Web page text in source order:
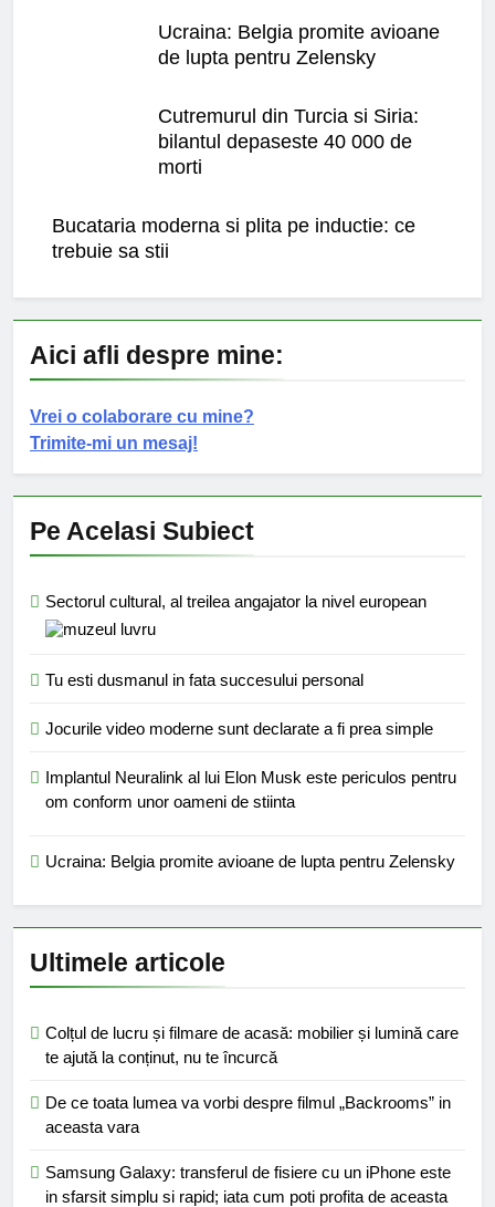
Ucraina: Belgia promite avioane
de lupta pentru Zelensky
Cutremurul din Turcia si Siria:
bilantul depaseste 40 000 de
morti
Bucataria moderna si plita pe inductie: ce
trebuie sa stii
Aici afli despre mine:
Vrei o colaborare cu mine?
Trimite-mi un mesaj!
Pe Acelasi Subiect
Sectorul cultural, al treilea angajator la nivel european
Tu esti dusmanul in fata succesului personal
Jocurile video moderne sunt declarate a fi prea simple
Implantul Neuralink al lui Elon Musk este periculos pentru
om conform unor oameni de stiinta
Ucraina: Belgia promite avioane de lupta pentru Zelensky
Ultimele articole
Colțul de lucru și filmare de acasă: mobilier și lumină care
te ajută la conținut, nu te încurcă
De ce toata lumea va vorbi despre filmul „Backrooms” in
aceasta vara
Samsung Galaxy: transferul de fisiere cu un iPhone este
in sfarsit simplu si rapid; iata cum poti profita de aceasta